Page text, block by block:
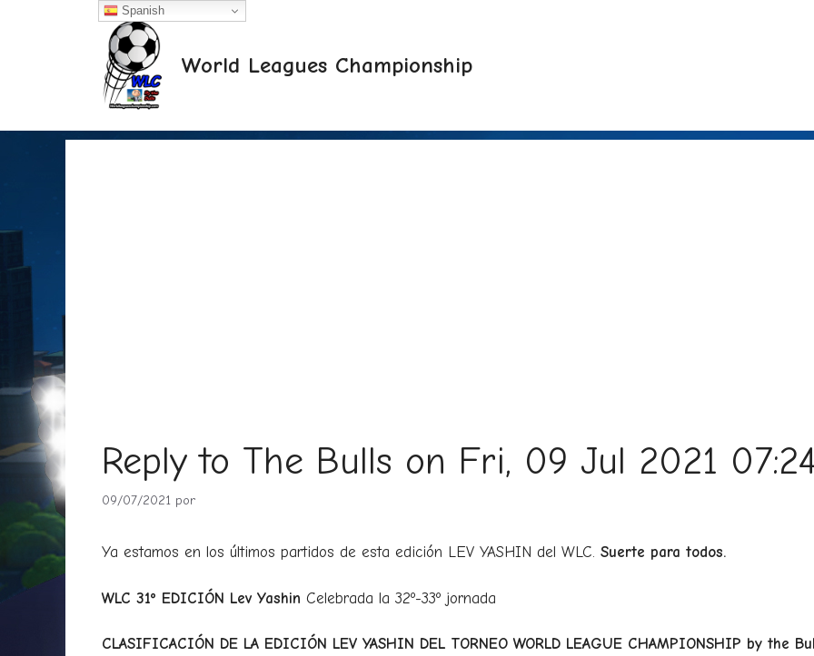
World Leagues Championship
Reply to The Bulls on Fri, 09 Jul 2021
09/07/2021 por
Ya estamos en los últimos partidos de esta edición LEV YASHIN del WLC. Suerte para todos.
WLC 31º EDICIÓN Lev Yashin Celebrada la 32º-33º jornada
CLASIFICACIÓN DE LA EDICIÓN LEV YASHIN DEL TORNEO WORLD LEAGUE CHAMPIONSHIP by the
Spanish